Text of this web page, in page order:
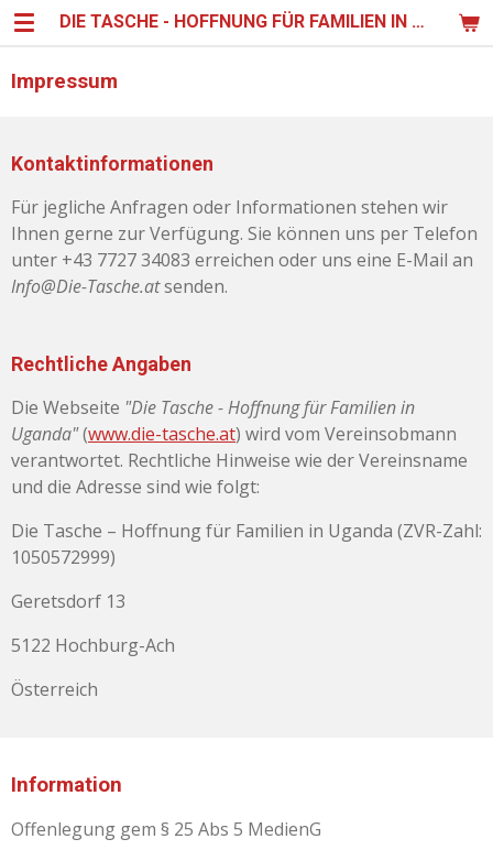
Zum
springen
DIE TASCHE - HOFFNUNG FÜR FAMILIEN IN UGANDA
Impressum
Kontaktinformationen
Für jegliche Anfragen oder Informationen stehen wir
Ihnen gerne zur Verfügung. Sie können uns per Telefon
unter +43 7727 34083 erreichen oder uns eine E-Mail an
Info@Die-Tasche.atsenden.
Rechtliche Angaben
Die Webseite "Die Tasche - Hoffnung für Familien in
Uganda"(www.die-tasche.at) wird vom Vereinsobmann
verantwortet. Rechtliche Hinweise wie der Vereinsname
und die Adresse sind wie folgt:
Die Tasche – Hoffnung für Familien in Uganda (ZVR-Zahl:
1050572999)
Geretsdorf 13
5122 Hochburg-Ach
Österreich
Information
Offenlegung gem § 25 Abs 5 MedienG